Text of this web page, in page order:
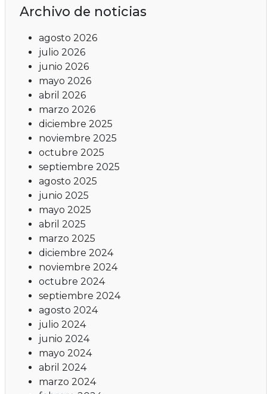
Archivo de noticias
agosto 2026
julio 2026
junio 2026
mayo 2026
abril 2026
marzo 2026
diciembre 2025
noviembre 2025
octubre 2025
septiembre 2025
agosto 2025
junio 2025
mayo 2025
abril 2025
marzo 2025
diciembre 2024
noviembre 2024
octubre 2024
septiembre 2024
agosto 2024
julio 2024
junio 2024
mayo 2024
abril 2024
marzo 2024